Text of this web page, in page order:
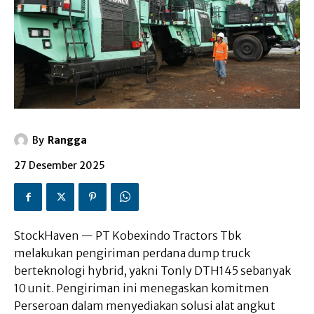
By Rangga
27 Desember 2025
StockHaven — PT Kobexindo Tractors Tbk
melakukan pengiriman perdana dump truck
berteknologi hybrid, yakni Tonly DTH145 sebanyak
10 unit. Pengiriman ini menegaskan komitmen
Perseroan dalam menyediakan solusi alat angkut